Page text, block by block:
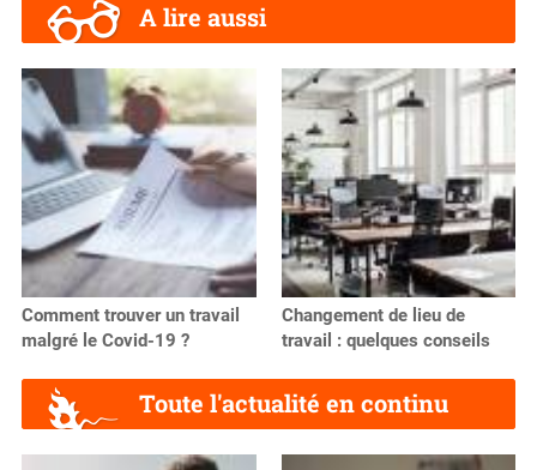
A lire aussi
Comment trouver un travail
malgré le Covid-19 ?
Changement de lieu de
travail : quelques conseils
Toute l'actualité en continu